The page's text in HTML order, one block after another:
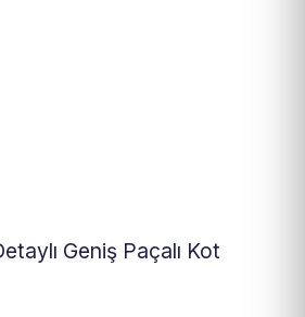
Geniş Paçalı Kot